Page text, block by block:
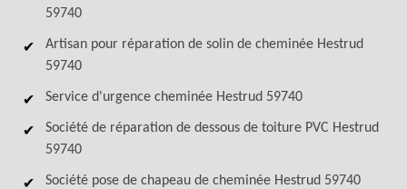
59740
Artisan pour réparation de solin de cheminée Hestrud
59740
Service d'urgence cheminée Hestrud 59740
Société de réparation de dessous de toiture PVC Hestrud
59740
Société pose de chapeau de cheminée Hestrud 59740